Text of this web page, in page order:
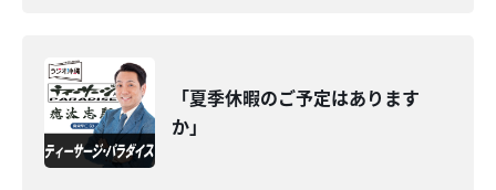
「夏季休暇のご予定はあります
か」